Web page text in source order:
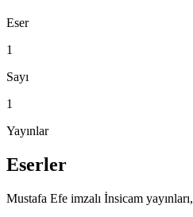
Eser
1
Sayı
1
Yayınlar
Eserler
Mustafa Efe imzalı İnsicam